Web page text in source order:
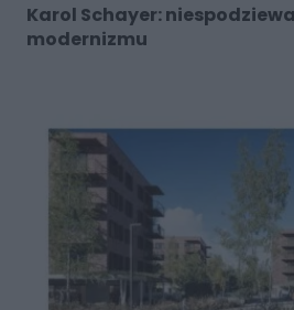
Karol Schayer:
modernizmu